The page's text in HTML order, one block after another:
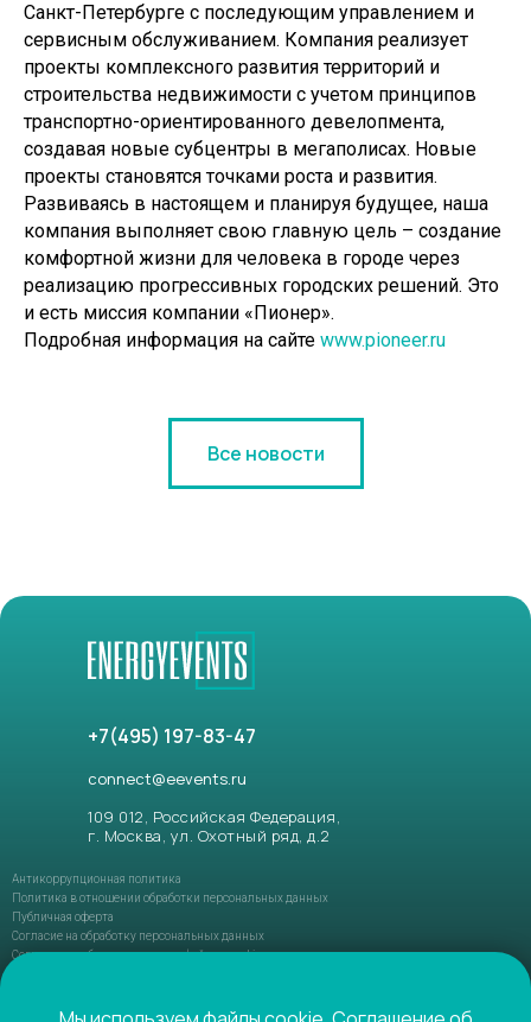
Санкт-Петербурге с последующим управлением и
сервисным обслуживанием. Компания реализует
проекты комплексного развития территорий и
строительства недвижимости с учетом принципов
транспортно-ориентированного девелопмента,
создавая новые субцентры в мегаполисах. Новые
проекты становятся точками роста и развития.
Развиваясь в настоящем и планируя будущее, наша
компания выполняет свою главную цель – создание
комфортной жизни для человека в городе через
реализацию прогрессивных городских решений. Это
и есть миссия компании «Пионер».
Подробная информация на сайте www.pioneer.ru
Все новости
109 012, Российская Федерация,
г. Москва, ул. Охотный ряд, д.2
+7(495) 197-83-47
connect@eevents.ru
Антикоррупционная политика
Политика в отношении обработки персональных данных
Публичная оферта
Согласие на обработку персональных данных
Соглашение об использовании файлов-cookie